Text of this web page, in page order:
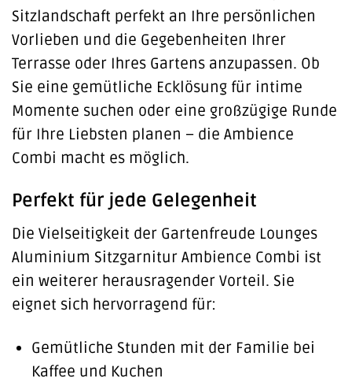
Sitzlandschaft perfekt an Ihre persönlichen
Vorlieben und die Gegebenheiten Ihrer
Terrasse oder Ihres Gartens anzupassen. Ob
Sie eine gemütliche Ecklösung für intime
Momente suchen oder eine großzügige Runde
für Ihre Liebsten planen – die Ambience
Combi macht es möglich.
Perfekt für jede Gelegenheit
Die Vielseitigkeit der Gartenfreude Lounges
Aluminium Sitzgarnitur Ambience Combi ist
ein weiterer herausragender Vorteil. Sie
eignet sich hervorragend für:
Gemütliche Stunden mit der Familie bei
Kaffee und Kuchen